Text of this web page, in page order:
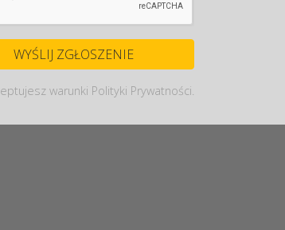
warunki Polityki Prywatności.